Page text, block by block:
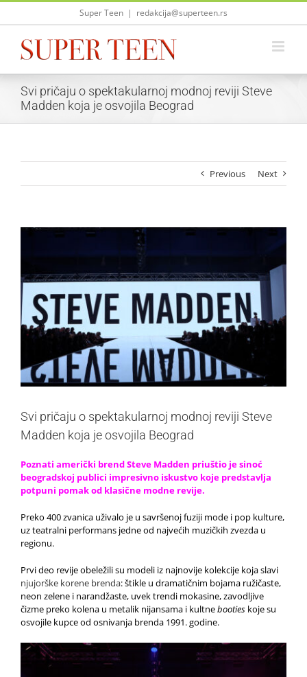
Skip
Super Teen | redakcija@superteen.rs
Svi pričaju o spektakularnoj modnoj reviji Steve
Madden koja je osvojila Beograd
Previous Next
View
Svi pričaju o spektakularnoj modnoj reviji Steve
Madden koja je osvojila Beograd
Poznati američki brend Steve Madden priuštio je sinoć
beogradskoj publici impresivno iskustvo koje predstavlja
potpuni pomak od klasične modne revije.
Preko 400 zvanica uživalo je u savršenoj fuziji mode i pop kulture,
uz teatralni performans jedne od najvećih muzičkih zvezda u
regionu.
Prvi deo revije obeležili su modeli iz najnovije kolekcije koja slavi
njujorške korene brenda: štikle u dramatičnim bojama ružičaste,
neon zelene i narandžaste, uvek trendi mokasine, zavodljive
čizme preko kolena u metalik nijansama i kultnebooties koje su
osvojile kupce od osnivanja brenda 1991. godine.